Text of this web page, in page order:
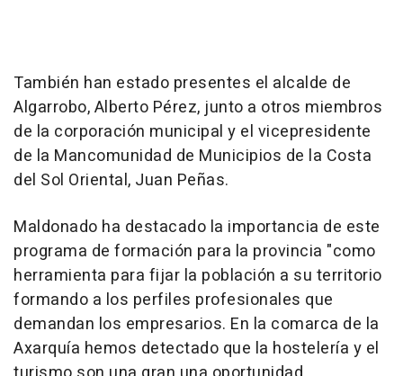
También han estado presentes el alcalde de
Algarrobo, Alberto Pérez, junto a otros miembros
de la corporación municipal y el vicepresidente
de la Mancomunidad de Municipios de la Costa
del Sol Oriental, Juan Peñas.
Maldonado ha destacado la importancia de este
programa de formación para la provincia "como
herramienta para fijar la población a su territorio
formando a los perfiles profesionales que
demandan los empresarios. En la comarca de la
Axarquía hemos detectado que la hostelería y el